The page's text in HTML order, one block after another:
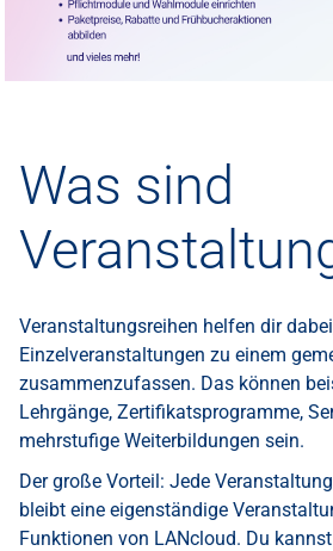
Was sind
Veranstaltungsreihen helfen dir
Einzelveranstaltungen zu einem
zusammenzufassen. Das können
Lehrgänge, Zertifikatsprogramme,
mehrstufige Weiterbildungen sein.
Der große Vorteil: Jede
bleibt eine eigenständige
Funktionen von LANcloud. Du